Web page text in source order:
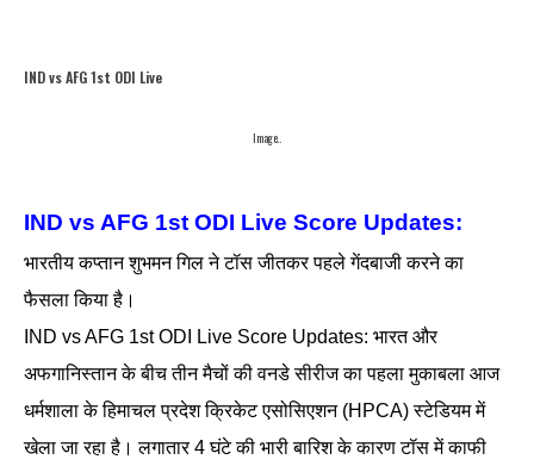
IND vs AFG 1st ODI Live
Image..
IND vs AFG 1st ODI Live Score Updates:
भारतीय कप्तान शुभमन गिल ने टॉस जीतकर पहले गेंदबाजी करने का
फैसला किया है।
IND vs AFG 1st ODI Live Score Updates: भारत और
अफगानिस्तान के बीच तीन मैचों की वनडे सीरीज का पहला मुकाबला आज
धर्मशाला के हिमाचल प्रदेश क्रिकेट एसोसिएशन (HPCA) स्टेडियम में
खेला जा रहा है। लगातार 4 घंटे की भारी बारिश के कारण टॉस में काफी